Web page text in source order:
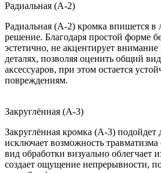
Радиальная (A-2)
Радиальная (A-2) кромка впишется в
решение. Благодаря простой форме
эстетично, не акцентирует
деталях, позволяя оценить общий
аксессуаров, при этом остается
повреждениям.
Закруглённая (A-3)
Закруглённая кромка (A-3)
исключает возможность
вид обработки визуально облегчает
создает ощущение непрерывности,